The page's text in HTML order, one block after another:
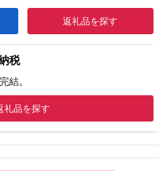
返礼品を探す
税
結。
礼品を探す